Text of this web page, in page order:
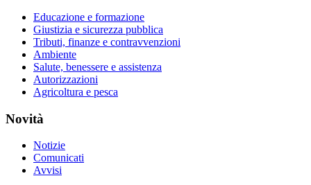
Educazione e formazione
Giustizia e sicurezza pubblica
Tributi, finanze e contravvenzioni
Ambiente
Salute, benessere e assistenza
Autorizzazioni
Agricoltura e pesca
Novità
Notizie
Comunicati
Avvisi